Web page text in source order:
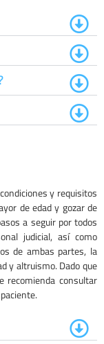
y requisitos
de edad y gozar de
a seguir por todos
judicial, así como
de ambas partes, la
y altruismo. Dado que
recomienda consultar